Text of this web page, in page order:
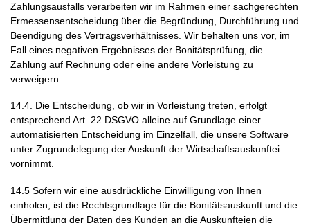
Zahlungsausfalls verarbeiten wir im Rahmen einer sachgerechten
Ermessensentscheidung über die Begründung, Durchführung und
Beendigung des Vertragsverhältnisses. Wir behalten uns vor, im
Fall eines negativen Ergebnisses der Bonitätsprüfung, die
Zahlung auf Rechnung oder eine andere Vorleistung zu
verweigern.
14.4. Die Entscheidung, ob wir in Vorleistung treten, erfolgt
entsprechend Art. 22 DSGVO alleine auf Grundlage einer
automatisierten Entscheidung im Einzelfall, die unsere Software
unter Zugrundelegung der Auskunft der Wirtschaftsauskunftei
vornimmt.
14.5 Sofern wir eine ausdrückliche Einwilligung von Ihnen
einholen, ist die Rechtsgrundlage für die Bonitätsauskunft und die
Übermittlung der Daten des Kunden an die Auskunfteien die